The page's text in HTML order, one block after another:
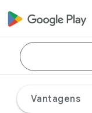
Vantagens